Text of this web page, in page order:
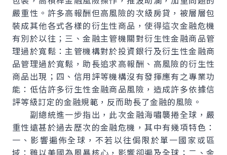
嚴重性。許多高報酬但高風險的次級房貸，被層層包
裝成其他各式各樣的衍生性商品，使得這次金融危機
有別於以往；三、金融主管機關對衍生性金融商品管
理過於寬鬆：主管機構對於投資銀行及衍生性金融商
品管理過於寬鬆，助長追求高報酬、高風險的衍生性
商品出現；四、信用評等機構沒有發揮應有之專業功
能：低估許多衍生性金融商品風險，造成許多依據信
評等級訂定的金融規範，反而助長了金融的風險。
副總統進一步指出，此次金融海嘯襲捲全球，嚴
重性遠甚於過去歷次的金融危機，其中有幾項特色：
一、影響遍佈全球，不若以往侷限於單一國家或區
域：雖以美國為風暴核心，影響卻遍及全球；二、金